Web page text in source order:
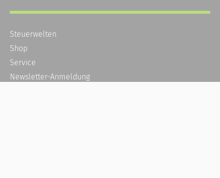
Steuerwelten
Shop
Service
Newsletter-Anmeldung